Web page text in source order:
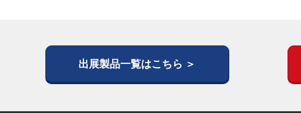
出展製品一覧はこちら ＞